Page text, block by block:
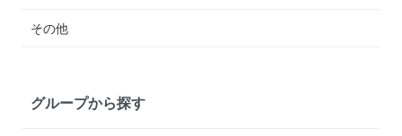
その他
グループから探す